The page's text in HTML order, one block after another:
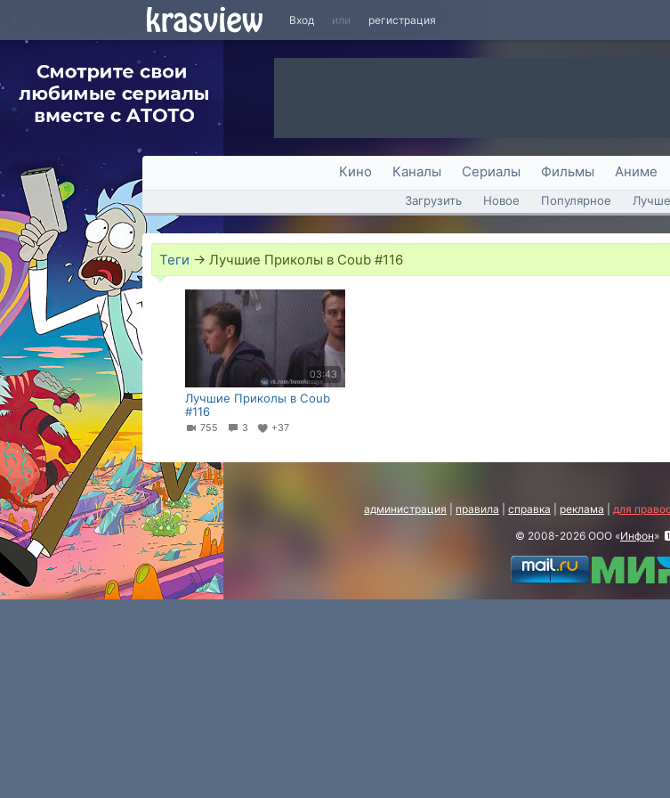
Вход или регистрация
Кино Каналы Сериалы Фильмы Аниме
Загрузить Новое Популярное
Теги → Лучшие Приколы в Coub #116
03:43
Лучшие Приколы в Coub
#116
755 3 +37
администрация правила справка реклама для
© 2008-2026 ООО «Инфон»